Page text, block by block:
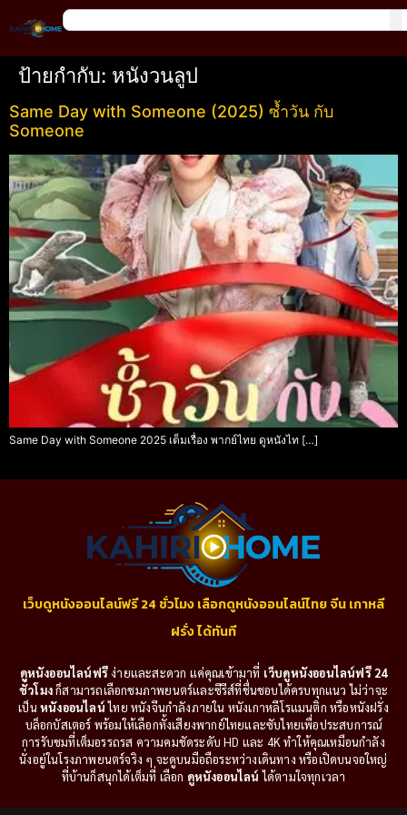
ป้ายกำกับ: หนังวนลูป
Same Day with Someone (2025) ซ้ำวัน กับ
Someone
Same Day with Someone 2025 เต็มเรื่อง พากย์ไทย ดูหนังไท […]
เว็บดูหนังออนไลน์ฟรี 24 ชั่วโมง เลือกดูหนังออนไลน์ไทย จีน เกาหลี
ฝรั่ง ได้ทันที
ดูหนังออนไลน์ฟรีง่ายและสะดวก แค่คุณเข้ามาที่ เว็บดูหนังออนไลน์ฟรี 24
ชั่วโมงก็สามารถเลือกชมภาพยนตร์และซีรีส์ที่ชื่นชอบได้ครบทุกแนว ไม่ว่าจะ
เป็นหนังออนไลน์ไทย หนังจีนกำลังภายใน หนังเกาหลีโรแมนติก หรือหนังฝรั่ง
บล็อกบัสเตอร์ พร้อมให้เลือกทั้งเสียงพากย์ไทยและซับไทยเพื่อประสบการณ์
การรับชมที่เต็มอรรถรส ความคมชัดระดับ HD และ 4K ทำให้คุณเหมือนกำลัง
นั่งอยู่ในโรงภาพยนตร์จริง ๆ จะดูบนมือถือระหว่างเดินทาง หรือเปิดบนจอใหญ่
ที่บ้านก็สนุกได้เต็มที่ เลือก ดูหนังออนไลน์ ได้ตามใจทุกเวลา